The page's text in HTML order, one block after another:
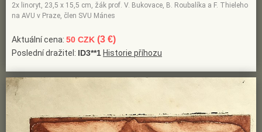
2x linoryt, 23,5 x 15,5 cm, žák prof. V. Bukovace, B. Roubalíka a F. Thieleho
na AVU v Praze, člen SVU Mánes
Aktuální cena: 50 CZK (3 €)
Poslední dražitel: ID3**1 Historie příhozu